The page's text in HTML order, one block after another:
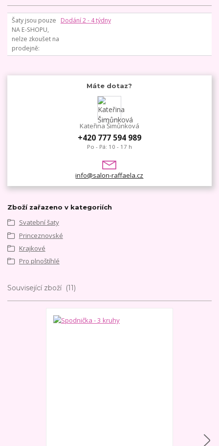
Šaty jsou pouze
NA E-SHOPU,
nelze zkoušet na
prodejně
Dodání 2 - 4 týdny
Máte dotaz?
Kateřina Šimůnková
+420 777 594 989
Po - Pá: 10 - 17 h
info@salon-raffaela.cz
Zboží zařazeno v kategoriích
Svatební šaty
Princeznovské
Krajkové
Pro plnoštíhlé
Související zboží 11